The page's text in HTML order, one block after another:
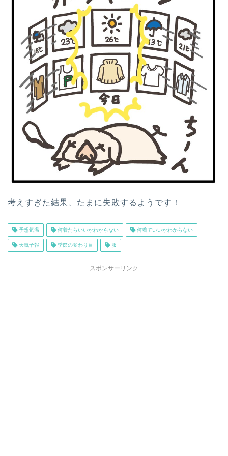
考えすぎた結果、たまに失敗するようです！
予想気温 何着たらいいかわからない 何着ていいかわからない
天気予報 季節の変わり目 服
スポンサーリンク